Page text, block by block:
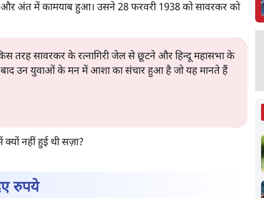
और अंत में कामयाब हुआ। उसने 28 फरवरी 1938 को सावरकर को
तरह सावरकर के रत्नागिरी जेल से छूटने और हिन्दू महासभा के
उन युवाओं के मन में आशा का संचार हुआ है जो यह मानते हैं
रुपये